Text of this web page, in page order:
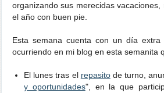
organizando sus merecidas
el año con buen pie.
Esta semana cuenta con un día
ocurriendo en mi blog en esta semanita
El lunes tras el repasitode turno,
y oportunidades", en la que